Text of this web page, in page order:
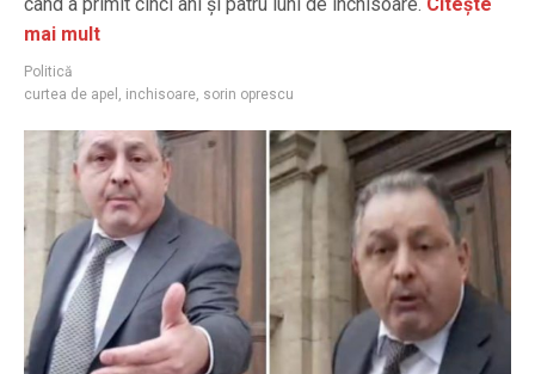
mai mult
Politică
curtea de apel , inchisoare, sorin oprescu